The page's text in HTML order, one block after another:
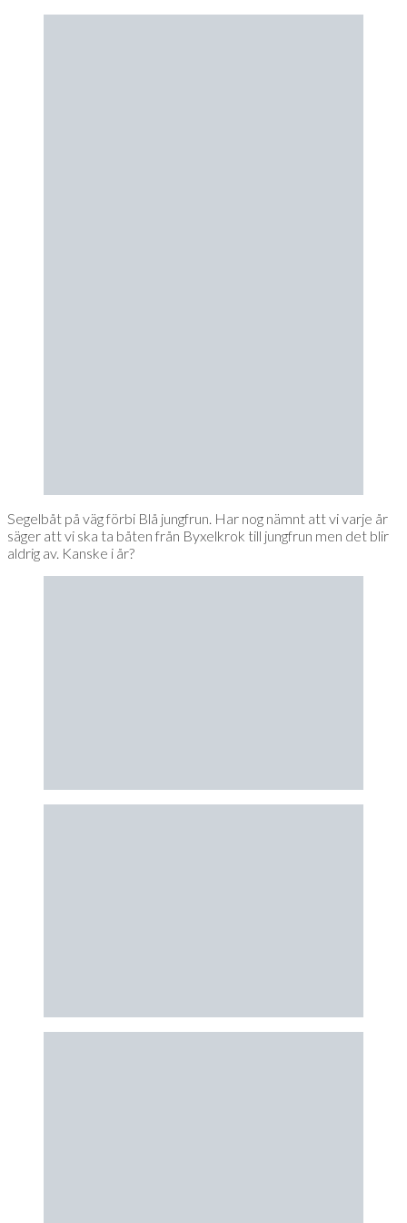
Segelbåt på väg förbi Blå jungfrun. Har nog nämnt att vi varje år
säger att vi ska ta båten från Byxelkrok till jungfrun men det blir
aldrig av. Kanske i år?